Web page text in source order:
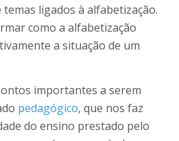
ligados à alfabetização.
como a alfabetização
a situação de um
importantes a serem
pedagógico, que nos faz
do ensino prestado pelo